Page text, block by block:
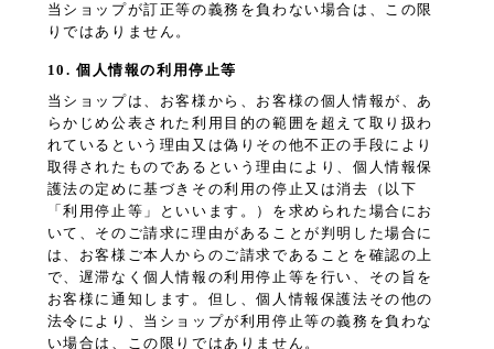
当ショップが訂正等の義務を負わない場合は、この限
りではありません。
10. 個人情報の利用停止等
当ショップは、お客様から、お客様の個人情報が、あ
らかじめ公表された利用目的の範囲を超えて取り扱わ
れているという理由又は偽りその他不正の手段により
取得されたものであるという理由により、個人情報保
護法の定めに基づきその利用の停止又は消去（以下
「利用停止等」といいます。）を求められた場合にお
いて、そのご請求に理由があることが判明した場合に
は、お客様ご本人からのご請求であることを確認の上
で、遅滞なく個人情報の利用停止等を行い、その旨を
お客様に通知します。但し、個人情報保護法その他の
法令により、当ショップが利用停止等の義務を負わな
い場合は、この限りではありません。